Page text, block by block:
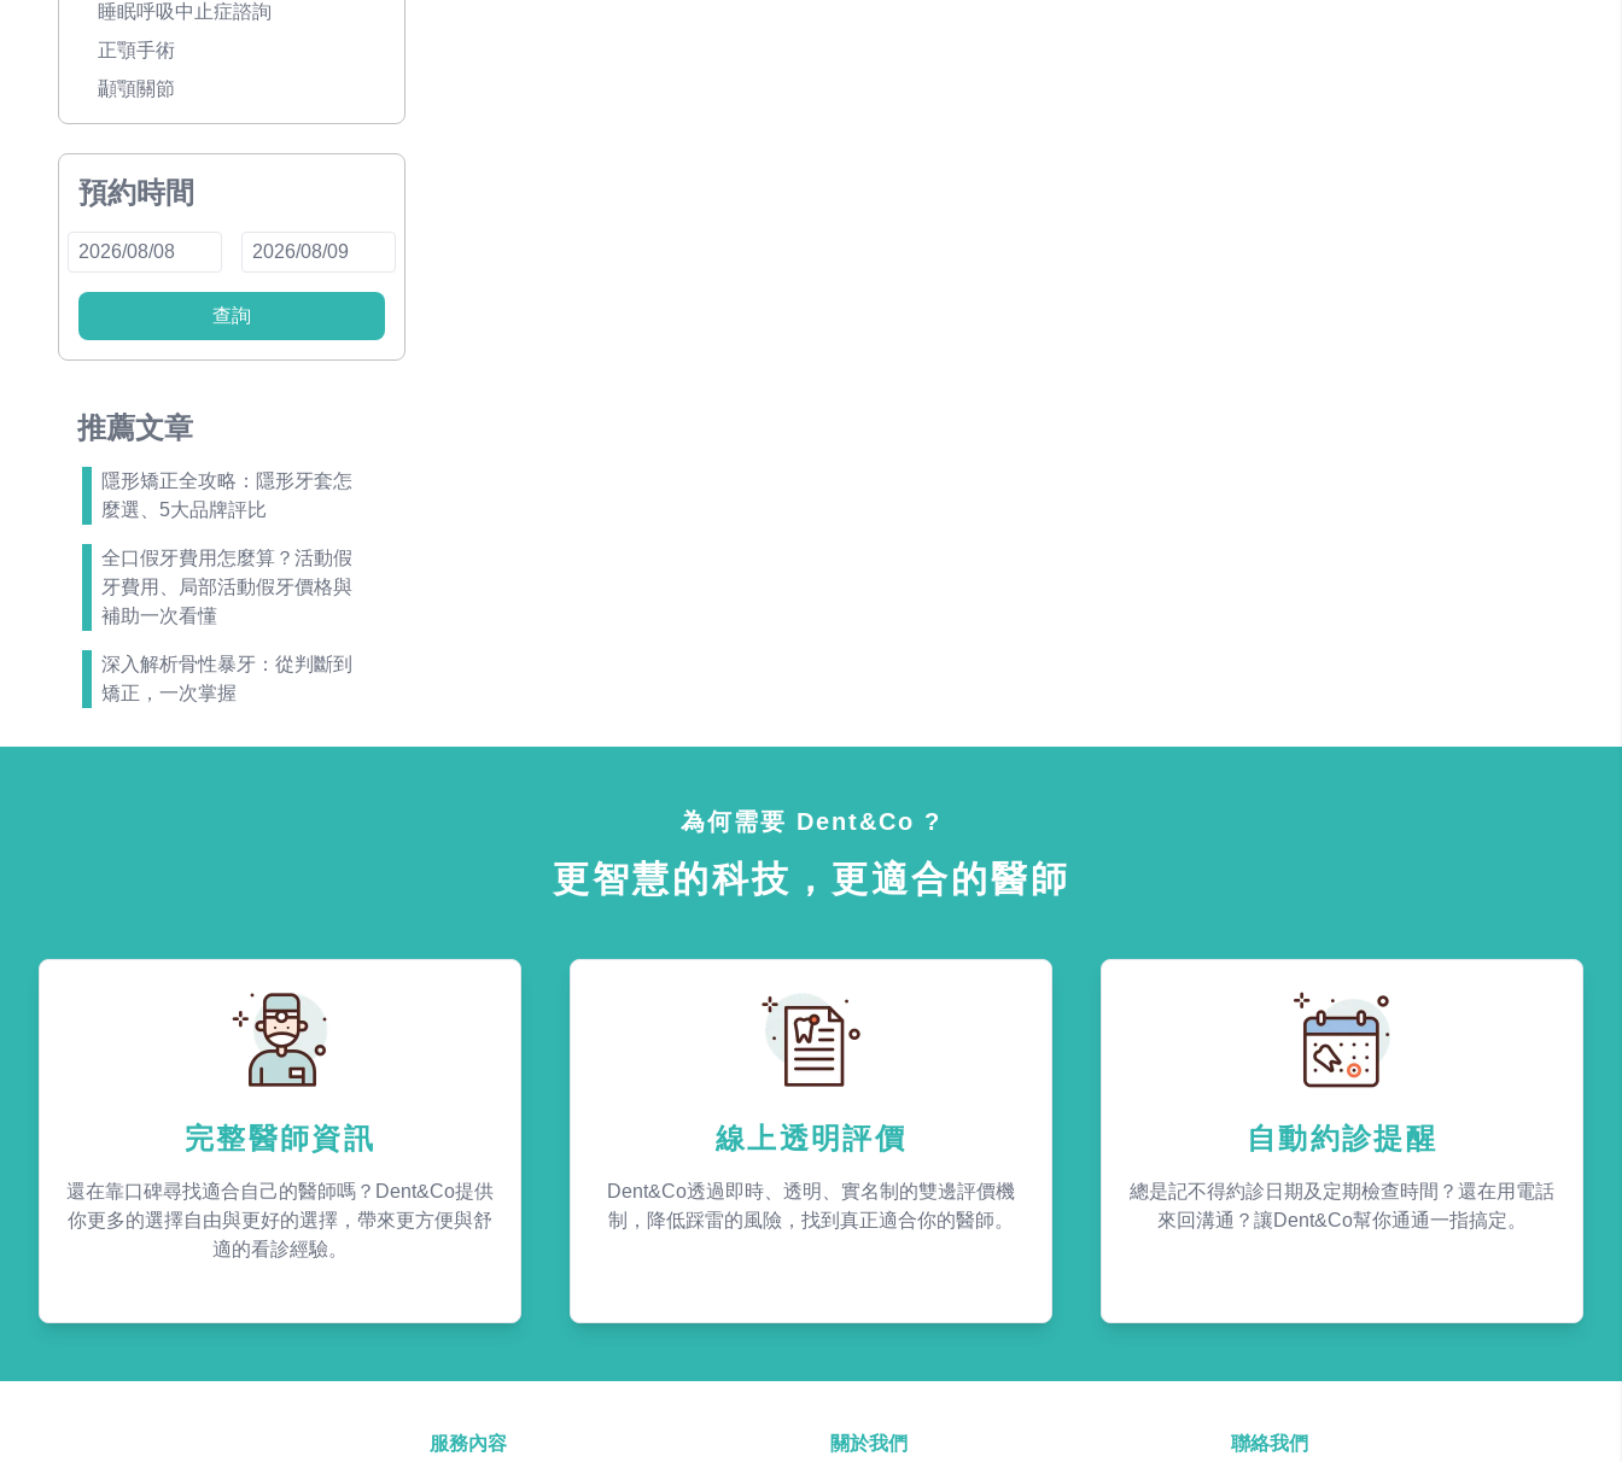
睡眠呼吸中止症諮詢
正顎手術
顳顎關節
預約時間
查詢
推薦文章
隱形矯正全攻略：隱形牙套怎
麼選、5大品牌評比
全口假牙費用怎麼算？活動假
牙費用、局部活動假牙價格與
補助一次看懂
深入解析骨性暴牙：從判斷到
矯正，一次掌握
為何需要 Dent&Co ?
更智慧的科技，更適合的醫師
完整醫師資訊
還在靠口碑尋找適合自己的醫師嗎？Dent&Co提供
你更多的選擇自由與更好的選擇，帶來更方便與舒
適的看診經驗。
線上透明評價
Dent&Co透過即時、透明、實名制的雙邊評價機
制，降低踩雷的風險，找到真正適合你的醫師。
自動約診提醒
總是記不得約診日期及定期檢查時間？還在用電話
來回溝通？讓Dent&Co幫你通通一指搞定。
服務內容 關於我們 聯絡我們